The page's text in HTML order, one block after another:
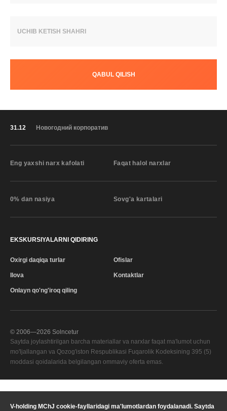
V-holding MChJ cookie-fayllaridagi ma'lumotlardan foydalanadi. Saytda
UCHIB KETISH SHAHRI
QABUL QILISH
31.12 Новогодний корпоратив
Eng yaxshi narx kafolati Faqat halol narxlar
0% dan nasiya Sovg'a kartalari
EKSKURSIYALARNI QIDIRING
Oxirgi daqiqa turlar
Ilova
Onlayn qo'ng'iroq qiling
Ofislar
Kontaktlar
© 2006—2026 Solncetur
Saytda joylashtirilgan barcha materiallar va narxlar faqat ma'lumot uchun
mo'ljallangan va Qozog'iston Respublikasi Fuqarolik Kodeksining 395 (5)
moddasi qoidalarida belgilangan ommaviy oferta emas.
Sizning mintaqangiz — Sifat xizmati